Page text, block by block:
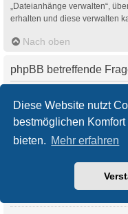
Diese Website nutzt
bestmöglichen
bieten. Mehr erfahren
„Dateianhänge verwalten“,
erhalten und diese verwalten
Nach oben
phpBB betreffende
Diese Software (in ihrer
phpBB Limited
entwickelt
geschützt. Sie wurde unter
2.0) veröffentlicht und kann